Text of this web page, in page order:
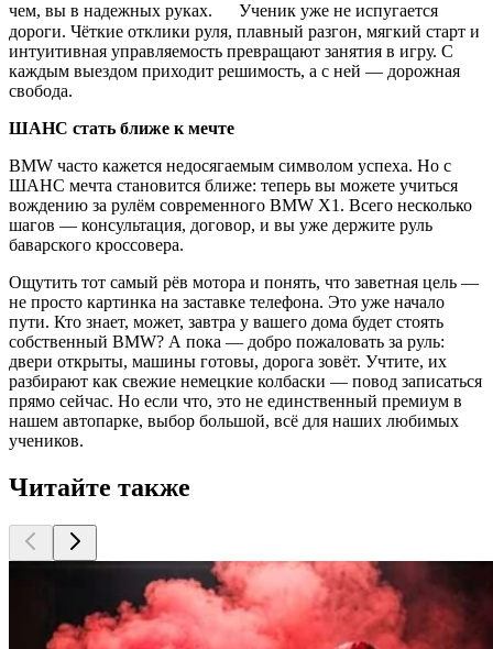
чем, вы в надежных руках. Ученик уже не испугается
дороги. Чёткие отклики руля, плавный разгон, мягкий старт и
интуитивная управляемость превращают занятия в игру. С
каждым выездом приходит решимость, а с ней — дорожная
свобода.
ШАНС стать ближе к мечте
BMW часто кажется недосягаемым символом успеха. Но с
ШАНС мечта становится ближе: теперь вы можете учиться
вождению за рулём современного BMW X1. Всего несколько
шагов — консультация, договор, и вы уже держите руль
баварского кроссовера.
Ощутить тот самый рёв мотора и понять, что заветная цель —
не просто картинка на заставке телефона. Это уже начало
пути. Кто знает, может, завтра у вашего дома будет стоять
собственный BMW? А пока — добро пожаловать за руль:
двери открыты, машины готовы, дорога зовёт. Учтите, их
разбирают как свежие немецкие колбаски — повод записаться
прямо сейчас. Но если что, это не единственный премиум в
нашем автопарке, выбор большой, всё для наших любимых
учеников.
Читайте также